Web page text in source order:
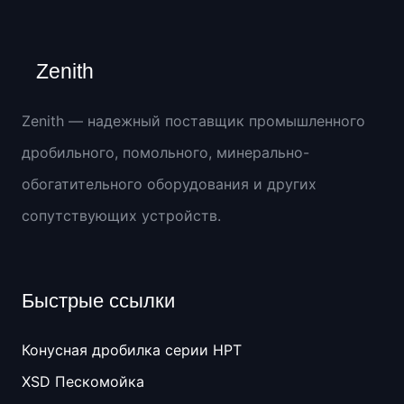
Zenith
Zenith — надежный поставщик промышленного
дробильного, помольного, минерально-
обогатительного оборудования и других
сопутствующих устройств.
Быстрые ссылки
Конусная дробилка серии HPT
XSD Пескомойка